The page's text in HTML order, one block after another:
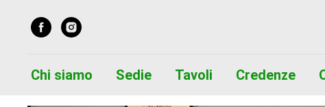
Chi siamo Sedie Tavoli Credenze